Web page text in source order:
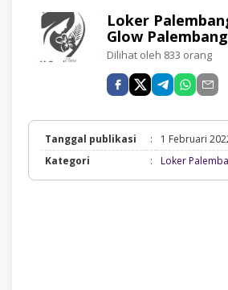
Loker
Glow Palembang
Dilihat oleh 833 orang
Tanggal publikasi :
1 Februari
Kategori
: Loker